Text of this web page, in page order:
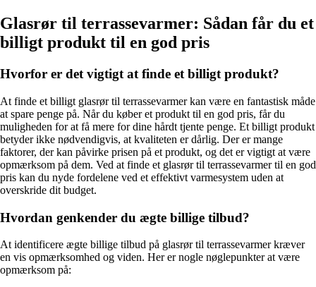
Glasrør til terrassevarmer: Sådan får du et
billigt produkt til en god pris
Hvorfor er det vigtigt at finde et billigt produkt?
At finde et billigt glasrør til terrassevarmer kan være en fantastisk måde
at spare penge på. Når du køber et produkt til en god pris, får du
muligheden for at få mere for dine hårdt tjente penge. Et billigt produkt
betyder ikke nødvendigvis, at kvaliteten er dårlig. Der er mange
faktorer, der kan påvirke prisen på et produkt, og det er vigtigt at være
opmærksom på dem. Ved at finde et glasrør til terrassevarmer til en god
pris kan du nyde fordelene ved et effektivt varmesystem uden at
overskride dit budget.
Hvordan genkender du ægte billige tilbud?
At identificere ægte billige tilbud på glasrør til terrassevarmer kræver
en vis opmærksomhed og viden. Her er nogle nøglepunkter at være
opmærksom på: